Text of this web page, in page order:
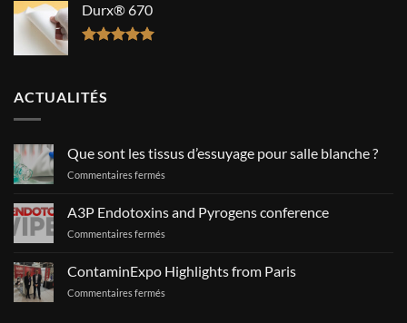
Durx® 670
ACTUALITÉS
Que sont les tissus d’essuyage pour salle blanche ?
Commentaires fermés
les
tissus
pour
salle
blanche
A3P Endotoxins and Pyrogens conference
Commentaires fermés
and
Pyrogens
ContaminExpo Highlights from Paris
Commentaires fermés